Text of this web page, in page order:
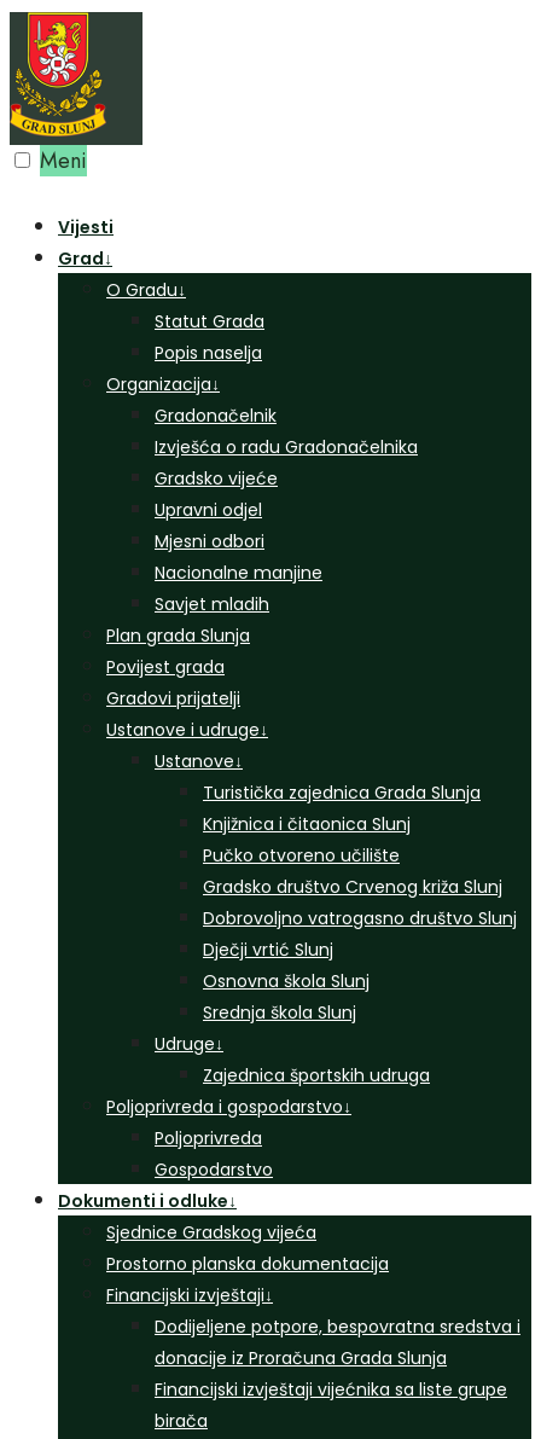
Preskoči
na
sadržaj
Meni
Vijesti
Grad↓
O Gradu↓
Statut Grada
Popis naselja
Organizacija↓
Gradonačelnik
Izvješća o radu Gradonačelnika
Gradsko vijeće
Upravni odjel
Mjesni odbori
Nacionalne manjine
Savjet mladih
Plan grada Slunja
Povijest grada
Gradovi prijatelji
Ustanove i udruge↓
Ustanove↓
Turistička zajednica Grada Slunja
Knjižnica i čitaonica Slunj
Pučko otvoreno učilište
Gradsko društvo Crvenog križa Slunj
Dobrovoljno vatrogasno društvo Slunj
Dječji vrtić Slunj
Osnovna škola Slunj
Srednja škola Slunj
Udruge↓
Zajednica športskih udruga
Poljoprivreda i gospodarstvo↓
Poljoprivreda
Gospodarstvo
Dokumenti i odluke↓
Sjednice Gradskog vijeća
Prostorno planska dokumentacija
Financijski izvještaji↓
Dodijeljene potpore, bespovratna sredstva i
donacije iz Proračuna Grada Slunja
Financijski izvještaji vijećnika sa liste grupe
birača